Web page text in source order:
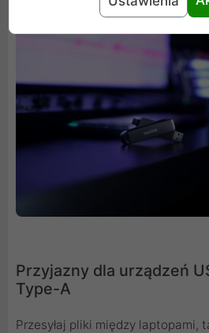
Przyjazny dla urządzeń
Type-A
Przesyłaj pliki między laptopami,